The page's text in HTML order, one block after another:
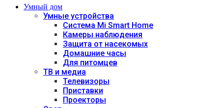
Умный дом
Умные устройства
Система Mi Smart Home
Камеры наблюдения
Защита от насекомых
Домашние часы
Для питомцев
ТВ и медиа
Телевизоры
Приставки
Проекторы